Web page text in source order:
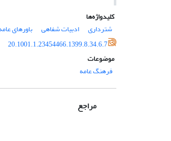
کلیدواژه‌ها
شترداری
ادبیات شفاهی باورهای
20.1001.1.23454466.1399.8.34.6.7
موضوعات
فرهنگ عامه
مراجع